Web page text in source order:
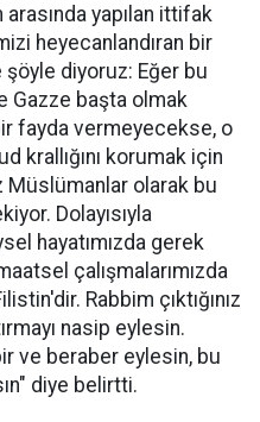
yapılan ittifak
heyecanlandıran bir
diyoruz: Eğer bu
Gazze başta olmak
fayda vermeyecekse, o
krallığını korumak için
Müslümanlar olarak bu
Dolayısıyla
hayatımızda gerek
çalışmalarımızda
Rabbim çıktığınız
nasip eylesin.
ve beraber eylesin, bu
diye belirtti.